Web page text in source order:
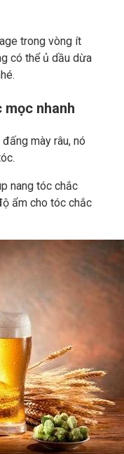
trong vòng ít
có thể ủ dầu dừa
nhanh
mày râu, nó
nang tóc chắc
ẩm cho tóc chắc